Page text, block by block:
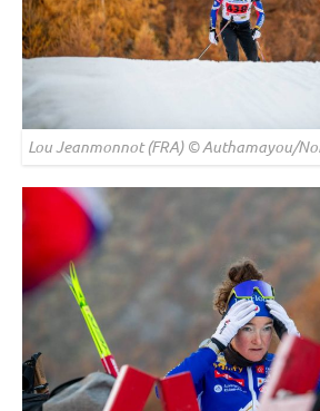
Lou Jeanmonnot (FRA) © Authamayou/